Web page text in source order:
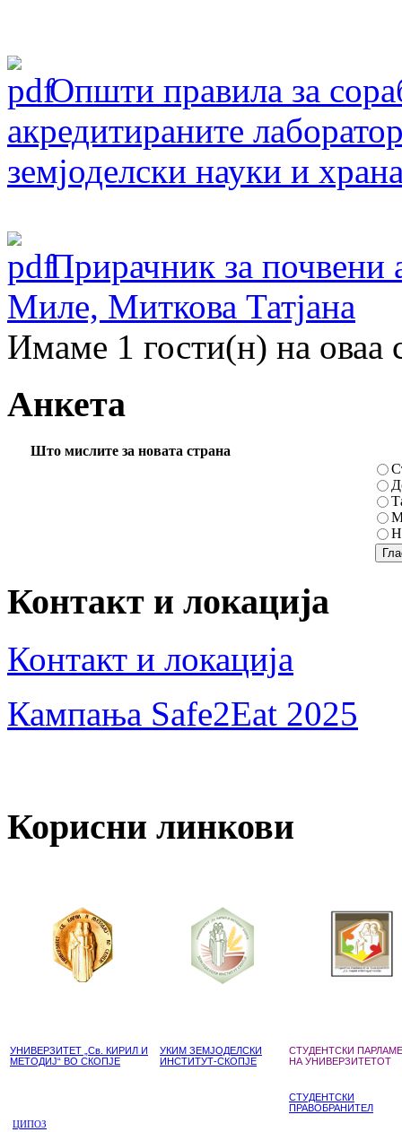
Oпшти правила за
акредитираните
земјоделски науки и
Прирачник за почвени
Миле, Миткова Татјана
Имаме 1 гости(н) на оваа
Анкета
Што мислите за новата страна
Контакт и локација
Контакт и локација
Кампања Safe2Eat 2025
Корисни линкови
УНИВЕРЗИТЕТ „Св. КИРИЛ И
МЕТОДИЈ“ ВО СКОПЈЕ
УКИМ ЗЕМЈОДЕЛСКИ
ИНСТИТУТ-СКОПЈЕ
СТУДЕНТСКИ
НА УНИВЕРЗИТЕТОТ
СТУДЕНТСКИ
ПРАВОБРАНИТЕЛ
ЦИПОЗ